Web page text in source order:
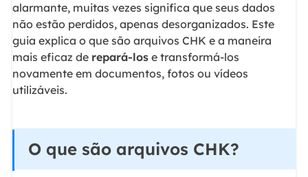
alarmante, muitas vezes significa que seus dados
não estão perdidos, apenas desorganizados. Este
guia explica o que são arquivos CHK e a maneira
mais eficaz de repará-lose transformá-los
novamente em documentos, fotos ou vídeos
utilizáveis.
O que são arquivos CHK?